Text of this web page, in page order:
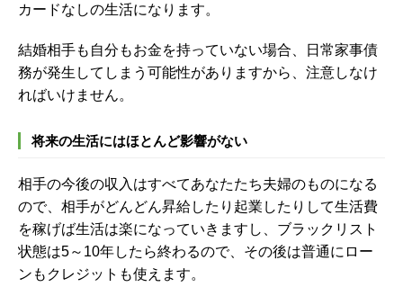
カードなしの生活になります。
結婚相手も自分もお金を持っていない場合、日常家事債
務が発生してしまう可能性がありますから、注意しなけ
ればいけません。
将来の生活にはほとんど影響がない
相手の今後の収入はすべてあなたたち夫婦のものになる
ので、相手がどんどん昇給したり起業したりして生活費
を稼げば生活は楽になっていきますし、 ブラックリスト
状態は5～10年したら終わるので、その後は普通にロー
ンもクレジットも使えます。